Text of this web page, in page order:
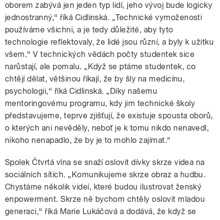
oborem zabývá jen jeden typ lidí, jeho vývoj bude logicky
jednostranný,“ říká Cidlinská. „Technické vymoženosti
používáme všichni, a je tedy důležité, aby tyto
technologie reflektovaly, že lidé jsou různí, a byly k užitku
všem.“ V technických vědách počty studentek sice
narůstají, ale pomalu. „Když se ptáme studentek, co
chtějí dělat, většinou říkají, že by šly na medicínu,
psychologii,“ říká Cidlinská. „Díky našemu
mentoringovému programu, kdy jim technické školy
představujeme, teprve zjišťují, že existuje spousta oborů,
o kterých ani nevěděly, neboť je k tomu nikdo nenavedl,
nikoho nenapadlo, že by je to mohlo zajímat.“
Spolek Čtvrtá vlna se snaží oslovit dívky skrze videa na
sociálních sítích. „Komunikujeme skrze obraz a hudbu.
Chystáme několik videí, které budou ilustrovat ženský
enpowerment. Skrze ně bychom chtěly oslovit mladou
generaci,“ říká Marie Lukáčová a dodává, že když se